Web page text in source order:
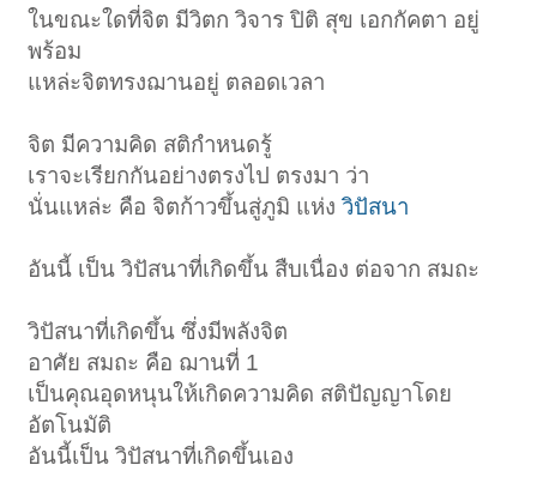
ในขณะใดที่จิต มีวิตก วิจาร ปิติ สุข เอกกัคตา อยู่
พร้อม
แหล่ะจิตทรงฌานอยู่ ตลอดเวลา
จิต มีความคิด สติกำหนดรู้
เราจะเรียกกันอย่างตรงไป ตรงมา ว่า
นั่นแหล่ะ คือ จิตก้าวขึ้นสู่ภูมิ แห่งวิปัสนา
อันนี้ เป็น วิปัสนาที่เกิดขึ้น สืบเนื่อง ต่อจาก สมถะ
วิปัสนาที่เกิดขึ้น ซึ่งมีพลังจิต
อาศัย สมถะ คือ ฌานที่ 1
เป็นคุณอุดหนุนให้เกิดความคิด สติปัญญาโดย
อัตโนมัติ
อันนี้เป็น วิปัสนาที่เกิดขึ้นเอง